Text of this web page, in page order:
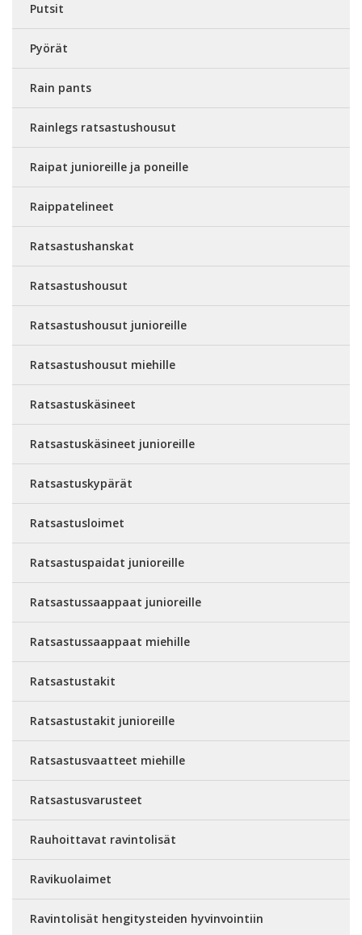
Putsit
Pyörät
Rain pants
Rainlegs ratsastushousut
Raipat junioreille ja poneille
Raippatelineet
Ratsastushanskat
Ratsastushousut
Ratsastushousut junioreille
Ratsastushousut miehille
Ratsastuskäsineet
Ratsastuskäsineet junioreille
Ratsastuskypärät
Ratsastusloimet
Ratsastuspaidat junioreille
Ratsastussaappaat junioreille
Ratsastussaappaat miehille
Ratsastustakit
Ratsastustakit junioreille
Ratsastusvaatteet miehille
Ratsastusvarusteet
Rauhoittavat ravintolisät
Ravikuolaimet
Ravintolisät hengitysteiden hyvinvointiin